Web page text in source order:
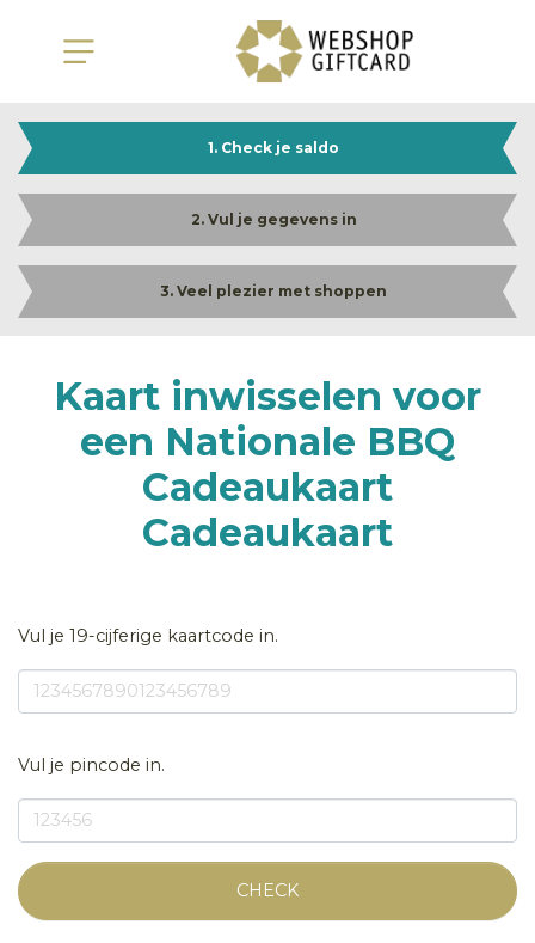
1. Check je saldo
2. Vul je gegevens in
3. Veel plezier met shoppen
Kaart inwisselen voor
een Nationale BBQ
Cadeaukaart
Cadeaukaart
Vul je 19-cijferige kaartcode in.
Vul je pincode in.
CHECK